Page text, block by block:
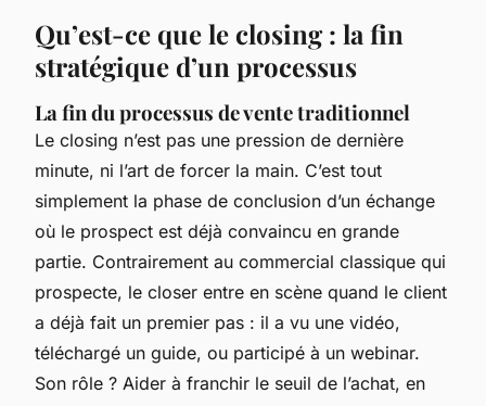
Qu’est-ce que le closing : la fin
stratégique d’un processus
La fin du processus de vente traditionnel
Le closing n’est pas une pression de dernière
minute, ni l’art de forcer la main. C’est tout
simplement la phase de conclusion d’un échange
où le prospect est déjà convaincu en grande
partie. Contrairement au commercial classique qui
prospecte, le closer entre en scène quand le client
a déjà fait un premier pas : il a vu une vidéo,
téléchargé un guide, ou participé à un webinar.
Son rôle ? Aider à franchir le seuil de l’achat, en